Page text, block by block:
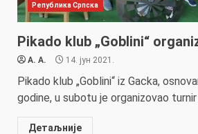
Република Српска
Pikado klub „Goblini“
A. A. 14. јун 2021.
Pikado klub „Goblini“ iz Gacka,
godine, u subotu je organizovao turnir
Детаљније